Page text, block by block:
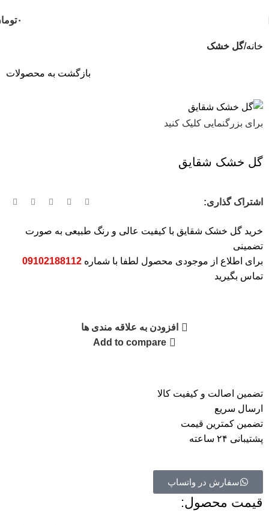
۰
خانه گل خشک
بازگشت به محصولات
برای بزرگنمایی کلیک کنید
گل خشک شقایق
اشتراک گذاری:
خرید گل خشک شقایق با کیفیت عالی و رنگ طبیعی به صورت
تضمینی
برای اطلاع از موجودی محصول لطفا با شماره 09102188112
تماس بگیرید
افزودن به علاقه مندی ها
Add to compare
تضمین اصالت و کیفیت کالا
ارسال سریع
تضمین کمترین قیمت
پشتیبانی ۲۴ ساعته
سفارش در واتساپ
قیمت محصول:​